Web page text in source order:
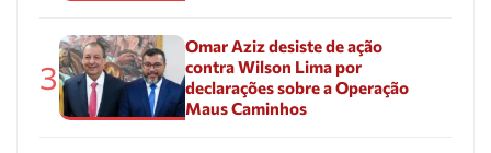
3
Omar Aziz desiste de ação
contra Wilson Lima por
declarações sobre a Operação
Maus Caminhos